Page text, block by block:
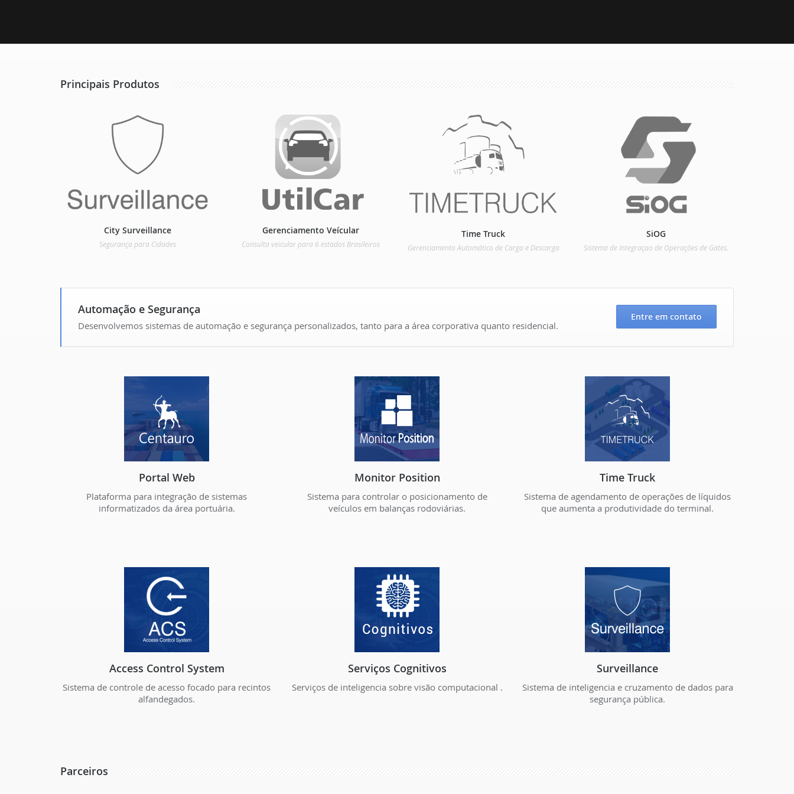
Principais Produtos
City Surveillance
Segurança para Cidades
Gerenciamento Veícular
Consulta veicular para 6 estados Brasileiros
Time Truck
Gerenciamento Automático de Carga e Descarga
SiOG
Sistema de Integraçao de Operações de Gates.
Entre em contato
Automação e Segurança
Desenvolvemos sistemas de automação e segurança personalizados, tanto para a área corporativa quanto residencial.
Portal Web
Plataforma para integração de sistemas
informatizados da área portuária.
Monitor Position
Sistema para controlar o posicionamento de
veículos em balanças rodoviárias.
Time Truck
Sistema de agendamento de operações de líquidos
que aumenta a produtividade do terminal.
Access Control System
Sistema de controle de acesso focado para recintos
alfandegados.
Serviços Cognitivos
Serviços de inteligencia sobre visão computacional .
Surveillance
Sistema de inteligencia e cruzamento de dados para
segurança pública.
Parceiros